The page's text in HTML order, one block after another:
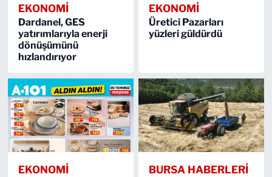
EKONOMİ
Dardanel, GES
yatırımlarıyla enerji
dönüşümünü
hızlandırıyor
EKONOMİ
Üretici Pazarları
yüzleri güldürdü
EKONOMİ BURSA HABERLERİ